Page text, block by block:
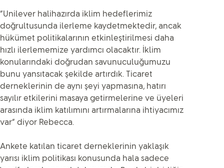
“Unilever halihazırda iklim hedeflerimiz
doğrultusunda ilerleme kaydetmektedir, ancak
hükümet politikalarının etkinleştirilmesi daha
hızlı ilerlememize yardımcı olacaktır. İklim
konularındaki doğrudan savunuculuğumuzu
bunu yansıtacak şekilde artırdık. Ticaret
derneklerinin de aynı şeyi yapmasına, hatırı
sayılır etkilerini masaya getirmelerine ve üyeleri
arasında iklim katılımını artırmalarına ihtiyacımız
var” diyor Rebecca.
Ankete katılan ticaret derneklerinin yaklaşık
yarısı iklim politikası konusunda hala sadece